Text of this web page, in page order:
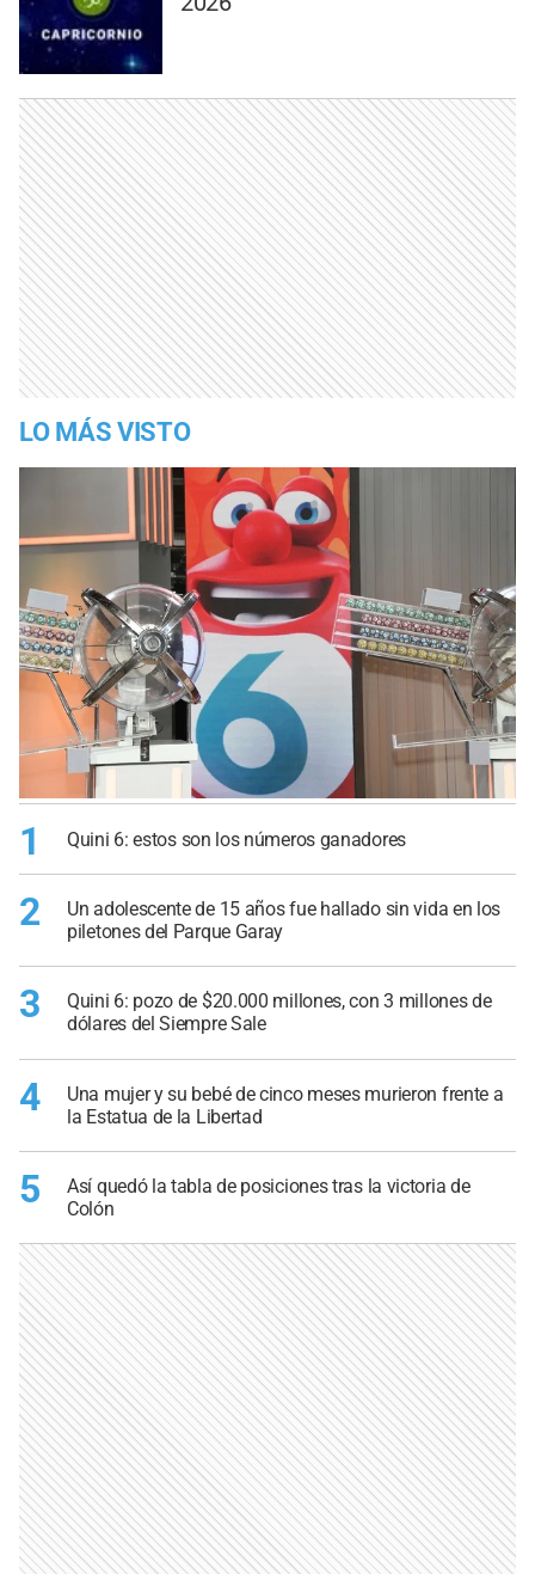
LO MÁS VISTO
1 Quini 6: estos son los números ganadores
2
Un adolescente de 15 años fue hallado sin vida en los
piletones del Parque Garay
3
Quini 6: pozo de $20.000 millones, con 3 millones de
dólares del Siempre Sale
4
Una mujer y su bebé de cinco meses murieron frente a
la Estatua de la Libertad
5
Así quedó la tabla de posiciones tras la victoria de
Colón